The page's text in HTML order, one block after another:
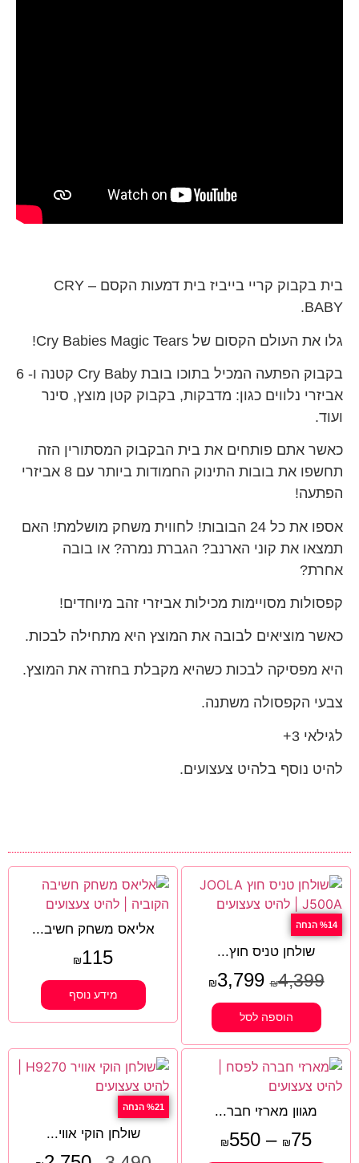
בית בקבוק קריי בייביז בית דמעות הקסם – CRY
BABY.
גלו את העולם הקסום של Cry Babies Magic Tears!
בקבוק הפתעה המכיל בתוכו בובת Cry Baby קטנה ו- 6
אביזרי נלווים כגון: מדבקות, בקבוק קטן מוצץ, סינר
ועוד.
כאשר אתם פותחים את בית הבקבוק המסתורין הזה
תחשפו את בובות התינוק החמודות ביותר עם 8 אביזרי
הפתעה!
אספו את כל 24 הבובות! לחווית משחק מושלמת! האם
תמצאו את קוני הארנב? הגברת נמרה? או בובה
אחרת?
קפסולות מסויימות מכילות אביזרי זהב מיוחדים!
כאשר מוציאים לבובה את המוצץ היא מתחילה לבכות.
היא מפסיקה לבכות כשהיא מקבלת בחזרה את המוצץ.
צבעי הקפסולה משתנה.
לגילאי 3+
להיט נוסף בלהיט צעצועים.
%14 הנחה
שולחן טניס חוץ...
₪4,399
₪3,799
הוספה לסל
אליאס משחק חשיב...
₪115
מידע נוסף
מגוון מארזי חבר...
₪75
–
₪550
%21 הנחה
שולחן הוקי אווי...